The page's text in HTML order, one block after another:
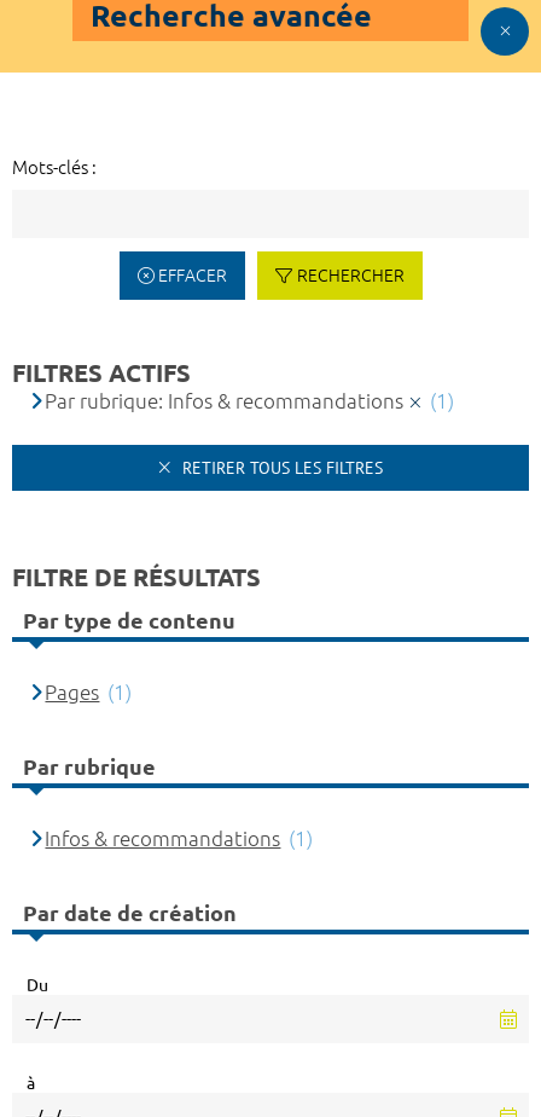
Recherche avancée
Mots-clés :
EFFACER RECHERCHER
FILTRES ACTIFS
Par rubrique: Infos & recommandations (1)
RETIRER TOUS LES FILTRES
FILTRE DE RÉSULTATS
Par type de contenu
Pages (1)
Par rubrique
Infos & recommandations (1)
Par date de création
Du
à